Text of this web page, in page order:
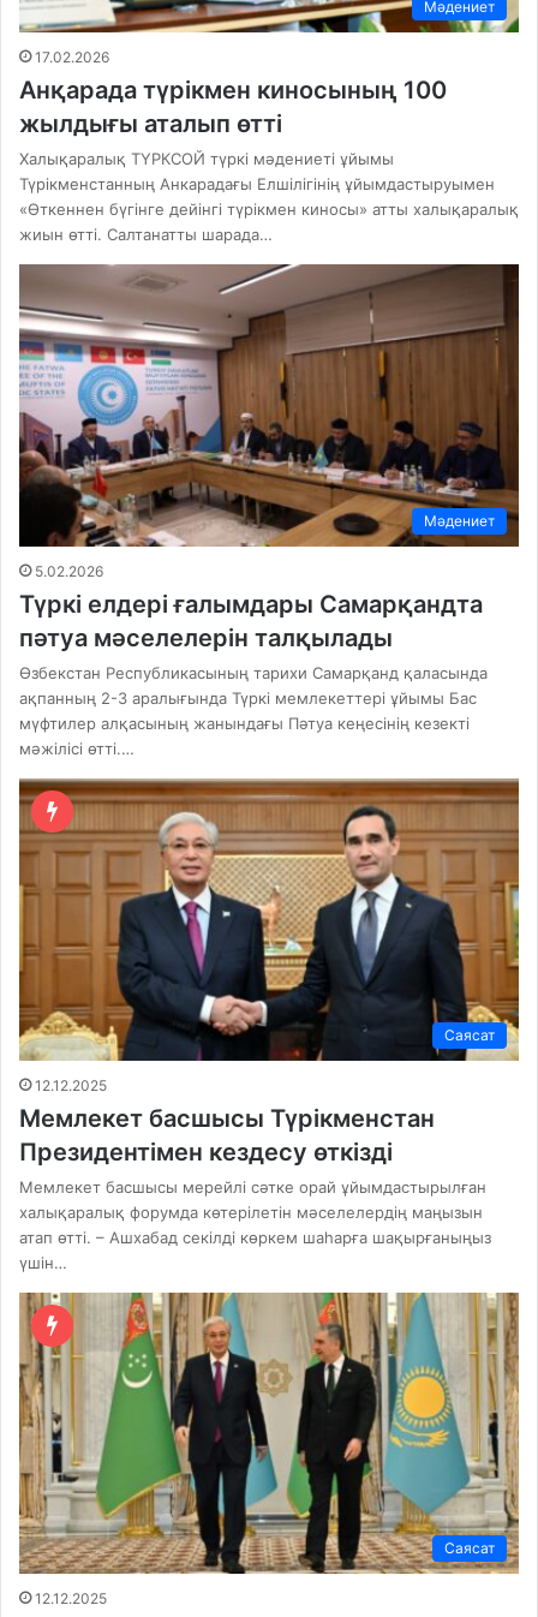
Мәдениет
17.02.2026
Анқарада түрікмен киносының 100
жылдығы аталып өтті
Халықаралық ТҮРКСОЙ түркі мәдениеті ұйымы
Түрікменстанның Анкарадағы Елшілігінің ұйымдастыруымен
«Өткеннен бүгінге дейінгі түрікмен киносы» атты халықаралық
жиын өтті. Салтанатты шарада…
Мәдениет
5.02.2026
Түркі елдері ғалымдары Самарқандта
пәтуа мәселелерін талқылады
Өзбекстан Республикасының тарихи Самарқанд қаласында
ақпанның 2-3 аралығында Түркі мемлекеттері ұйымы Бас
мүфтилер алқасының жанындағы Пәтуа кеңесінің кезекті
мәжілісі өтті.…
Саясат
12.12.2025
Мемлекет басшысы Түрікменстан
Президентімен кездесу өткізді
Мемлекет басшысы мерейлі сәтке орай ұйымдастырылған
халықаралық форумда көтерілетін мәселелердің маңызын
атап өтті. – Ашхабад секілді көркем шаһарға шақырғаныңыз
үшін…
Саясат
12.12.2025